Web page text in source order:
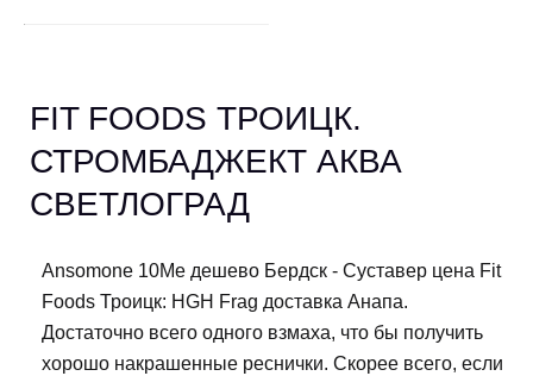
FIT FOODS ТРОИЦК.
СТРОМБАДЖЕКТ АКВА
СВЕТЛОГРАД
Ansomone 10Me дешево Бердск - Суставер цена Fit
Foods Троицк: HGH Frag доставка Анапа.
Достаточно всего одного взмаха, что бы получить
хорошо накрашенные реснички. Скорее всего, если